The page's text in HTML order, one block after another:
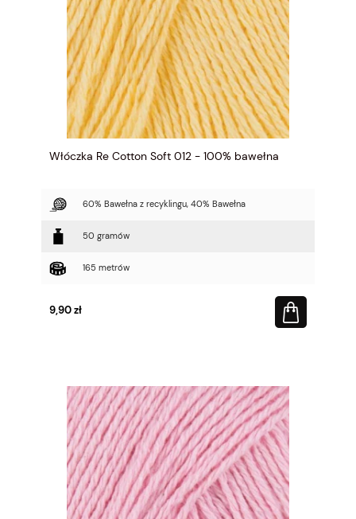
Włóczka Re Cotton Soft 012 - 100% bawełna
60% Bawełna z recyklingu, 40% Bawełna
50 gramów
165 metrów
9,90 zł